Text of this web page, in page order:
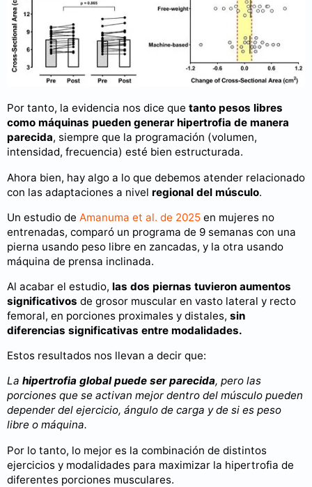
Por tanto, la evidencia nos dice que tanto pesos libres
como máquinas pueden generar hipertrofia de manera
parecida, siempre que la programación (volumen,
intensidad, frecuencia) esté bien estructurada.
Ahora bien, hay algo a lo que debemos atender relacionado
con las adaptaciones a nivel regional del músculo.
Un estudio de Amanuma et al. de 2025 en mujeres no
entrenadas, comparó un programa de 9 semanas con una
pierna usando peso libre en zancadas, y la otra usando
máquina de prensa inclinada.
Al acabar el estudio, las dos piernas tuvieron aumentos
significativos de grosor muscular en vasto lateral y recto
femoral, en porciones proximales y distales, sin
diferencias significativas entre modalidades.
Estos resultados nos llevan a decir que:
La hipertrofia global puede ser parecida, pero las
porciones que se activan mejor dentro del músculo pueden
depender del ejercicio, ángulo de carga y de si es peso
libre o máquina.
Por lo tanto, lo mejor es la combinación de distintos
ejercicios y modalidades para maximizar la hipertrofia de
diferentes porciones musculares.